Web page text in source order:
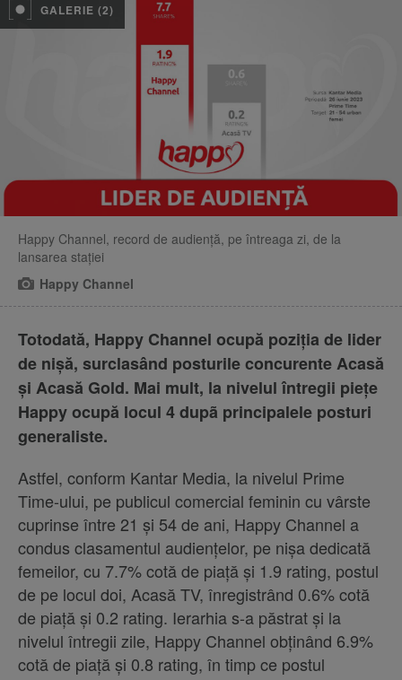
GALERIE (2)
Happy Channel, record de audiență, pe întreaga zi, de la
lansarea stației
Happy Channel
Totodată, Happy Channel ocupă poziția de lider
de nișă, surclasând posturile concurente Acasă
și Acasă Gold. Mai mult, la nivelul întregii piețe
Happy ocupă locul 4 dupã principalele posturi
generaliste.
Astfel, conform Kantar Media, la nivelul Prime
Time-ului, pe publicul comercial feminin cu vârste
cuprinse între 21 și 54 de ani, Happy Channel a
condus clasamentul audienţelor, pe nişa dedicată
femeilor, cu 7.7% cotă de piaţă şi 1.9 rating, postul
de pe locul doi, Acasă TV, înregistrând 0.6% cotă
de piață și 0.2 rating. Ierarhia s-a păstrat şi la
nivelul întregii zile, Happy Channel obținând 6.9%
cotă de piață și 0.8 rating, în timp ce postul